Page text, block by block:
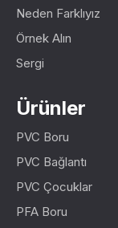
Neden Farklıyız
Örnek Alın
Sergi
Ürünler
PVC Boru
PVC Bağlantı
PVC Çocuklar
PFA Boru